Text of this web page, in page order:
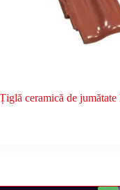
Țiglă ceramică de